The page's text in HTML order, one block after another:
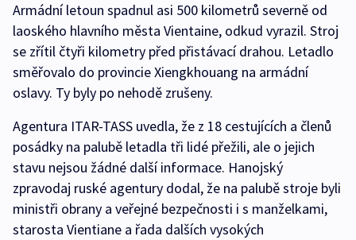
Armádní letoun spadnul asi 500 kilometrů severně od
laoského hlavního města Vientaine, odkud vyrazil. Stroj
se zřítil čtyři kilometry před přistávací drahou. Letadlo
směřovalo do provincie Xiengkhouang na armádní
oslavy. Ty byly po nehodě zrušeny.
Agentura ITAR-TASS uvedla, že z 18 cestujících a členů
posádky na palubě letadla tři lidé přežili, ale o jejich
stavu nejsou žádné další informace. Hanojský
zpravodaj ruské agentury dodal, že na palubě stroje byli
ministři obrany a veřejné bezpečnosti i s manželkami,
starosta Vientiane a řada dalších vysokých